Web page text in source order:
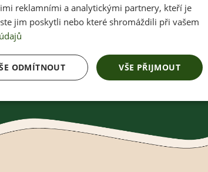
ENGLISH
reklamními a analytickými partnery, kteří je
jim poskytli nebo které shromáždili při vašem
VŠE PŘIJMOUT
ODMÍTNOUT